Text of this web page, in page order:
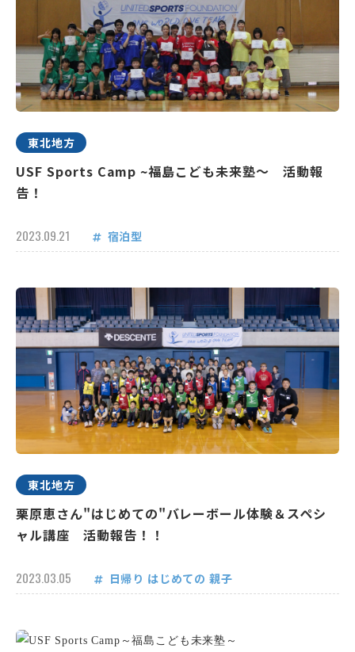
東北地方
USF Sports Camp ~福島こども未来塾～ 活動報
告！
2023.09.21 宿泊型
東北地方
栗原恵さん"はじめての"バレーボール体験＆スペシ
ャル講座 活動報告！！
2023.03.05 日帰り はじめての 親子